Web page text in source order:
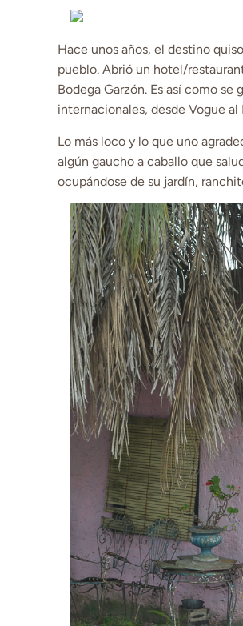
Hace unos años, el destino
pueblo. Abrió un hotel/
Bodega Garzón. Es así como
internacionales, desde Vogue
Lo más loco y lo que uno
algún gaucho a caballo que
ocupándose de su jardín,